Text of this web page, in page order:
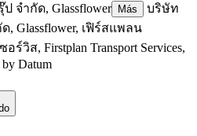
จำกัด, Glassflower Más
บริษัท
, Glassflower, เฟิร์สแพลน
ร์วิส, Firstplan Transport Services,
Datum
©CARTO